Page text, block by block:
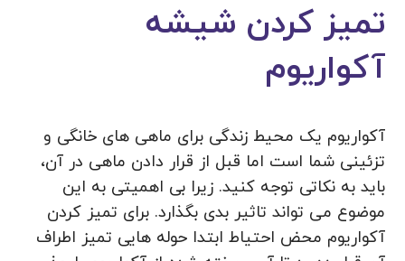
تمیز کردن شیشه
آکواریوم
آکواریوم یک محیط زندگی برای ماهی های خانگی و
تزئینی شما است اما قبل از قرار دادن ماهی در آن،
باید به نکاتی توجه کنید. زیرا بی اهمیتی به این
موضوع می تواند تاثیر بدی بگذارد. برای تمیز کردن
آکواریوم محض احتیاط ابتدا حوله هایی تمیز اطراف